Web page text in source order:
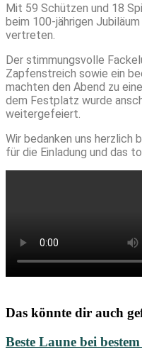
Mit 59 Schützen und 18
beim 100-jährigen
vertreten.
Der stimmungsvolle
Zapfenstreich sowie ein
machten den Abend zu
dem Festplatz wurde
weitergefeiert.
Wir bedanken uns herzlich
für die Einladung und das
Das könnte dir auch
Beste Laune bei